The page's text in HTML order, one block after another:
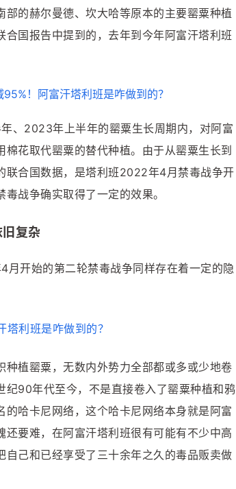
的赫尔曼德、坎大哈等原本的主要罂粟种植
国报告中提到的，去年到今年阿富汗塔利班
、2023年上半年的罂粟生长周期内，对阿富
花取代罂粟的替代种植。由于从罂粟生长到
联合国数据，是塔利班2022年4月禁毒战争开
战争确实取得了一定的效果。
复杂
开始的第二轮禁毒战争同样存在着一定的隐
植罂粟，无数内外势力全部都或多或少地卷
纪90年代至今，不是直接卷入了罂粟种植和鸦
哈卡尼网络，这个哈卡尼网络本身就是阿富
要难，在阿富汗塔利班很有可能有不少中高
己和已经享受了三十余年之久的毒品贩卖做